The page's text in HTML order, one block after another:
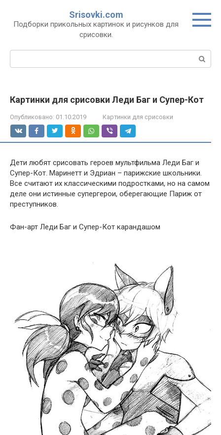
контенту
Srisovki.com
Подборки прикольных картинок и рисунков для
срисовки.
Поиск:
Картинки для срисовки Леди Баг и Супер-Кот
Опубликовано: 01.10.2019 Картинки для срисовки
Дети любят срисовать героев мультфильма Леди Баг и
Супер-Кот. Маринетт и Эдриан – парижские школьники.
Все считают их классическими подростками, но на самом
деле они истинные супергерои, оберегающие Париж от
преступников.
Фан-арт Леди Баг и Супер-Кот карандашом